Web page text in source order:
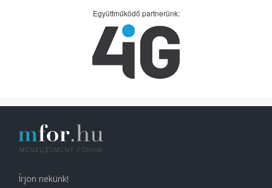
Együttműködő partnerünk:
Írjon nekünk!